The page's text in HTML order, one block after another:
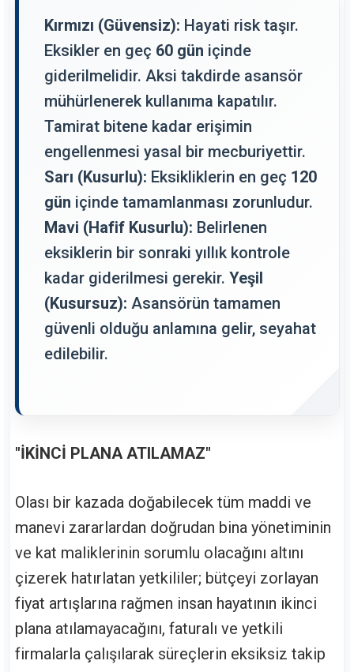
Kırmızı (Güvensiz): Hayati risk taşır.
Eksikler en geç 60 gün içinde
giderilmelidir. Aksi takdirde asansör
mühürlenerek kullanıma kapatılır.
Tamirat bitene kadar erişimin
engellenmesi yasal bir mecburiyettir.
Sarı (Kusurlu): Eksikliklerin en geç 120
gün içinde tamamlanması zorunludur.
Mavi (Hafif Kusurlu): Belirlenen
eksiklerin bir sonraki yıllık kontrole
kadar giderilmesi gerekir. Yeşil
(Kusursuz): Asansörün tamamen
güvenli olduğu anlamına gelir, seyahat
edilebilir.
"İKİNCİ PLANA ATILAMAZ"
Olası bir kazada doğabilecek tüm maddi ve
manevi zararlardan doğrudan bina yönetiminin
ve kat maliklerinin sorumlu olacağını altını
çizerek hatırlatan yetkililer; bütçeyi zorlayan
fiyat artışlarına rağmen insan hayatının ikinci
plana atılamayacağını, faturalı ve yetkili
firmalarla çalışılarak süreçlerin eksiksiz takip